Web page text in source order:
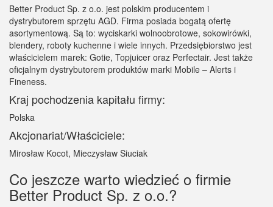
Better Product Sp. z o.o. jest polskim producentem i
dystrybutorem sprzętu AGD. Firma posiada bogatą ofertę
asortymentową. Są to: wyciskarki wolnoobrotowe, sokowirówki,
blendery, roboty kuchenne i wiele innych. Przedsiębiorstwo jest
właścicielem marek: Gotie, Topjuicer oraz Perfectair. Jest także
oficjalnym dystrybutorem produktów marki Mobile – Alerts i
Fineness.
Kraj pochodzenia kapitału firmy:
Polska
Akcjonariat/Właściciele:
Mirosław Kocot, Mieczysław Siuciak
Co jeszcze warto wiedzieć o firmie
Better Product Sp. z o.o.?